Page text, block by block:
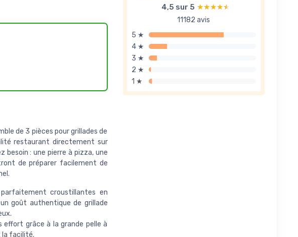
4,5 sur 5 ★★★★★
★★★★★
11182 avis
5 ★
4 ★
3 ★
2 ★
1 ★
de 3 pièces pour grillades de
restaurant directement sur
: une pierre à pizza, une
de préparer facilement de
croustillantes en
goût authentique de grillade
effort grâce à la grande pelle à
la facilité.